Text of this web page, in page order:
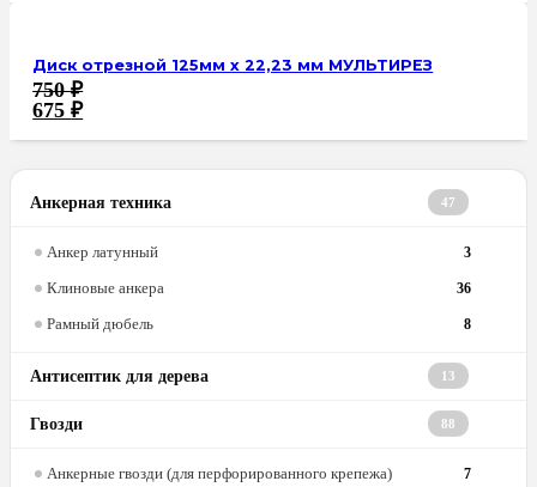
Диск отрезной 125мм х 22,23 мм МУЛЬТИРЕЗ
750₽
675₽
Анкерная техника 47
Анкер латунный 3
Клиновые анкера 36
Рамный дюбель 8
Антисептик для дерева 13
Гвозди 88
Анкерные гвозди (для перфорированного крепежа) 7